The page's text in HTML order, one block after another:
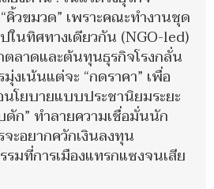
คิ้วขมวด” เพราะคณะทำงานชุด
นทิศทางเดียวกัน (NGO-led)
ตลาดและต้นทุนธุรกิจโรงกลั่น
งเน้นแต่จะ “กดราคา” เพื่อ
โยบายแบบประชานิยมระยะ
ก” ทำลายความเชื่อมั่นนัก
จะอยากควักเงินลงทุน
มที่การเมืองแทรกแซงจนเสีย